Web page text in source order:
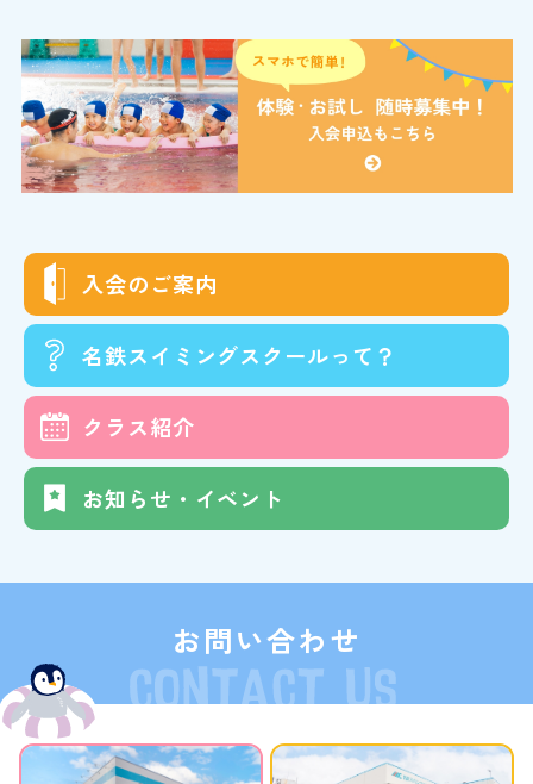
入会のご案内
名鉄スイミングスクールって？
クラス紹介
お知らせ・イベント
お問い合わせ